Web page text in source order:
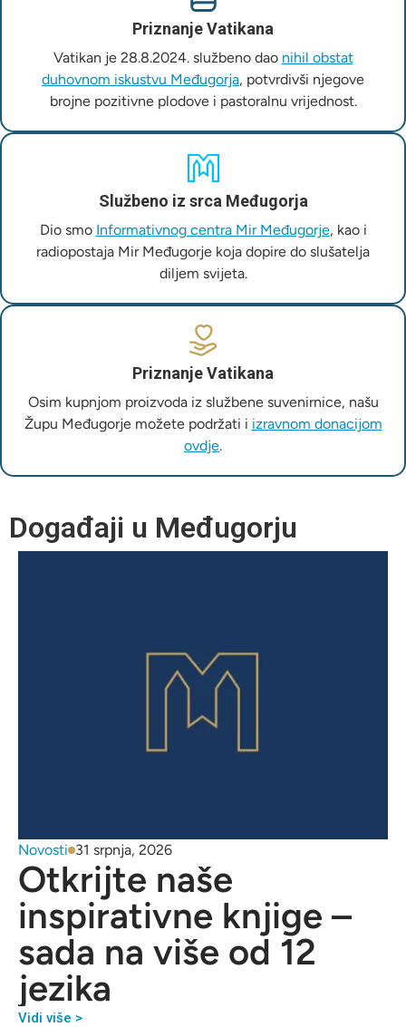
Priznanje Vatikana
Vatikan je 28.8.2024. službeno dao nihil obstat
duhovnom iskustvu Međugorja, potvrdivši njegove
brojne pozitivne plodove i pastoralnu vrijednost.
Službeno iz srca Međugorja
Dio smo Informativnog centra Mir Međugorje, kao i
radiopostaja Mir Međugorje koja dopire do slušatelja
diljem svijeta.
Priznanje Vatikana
Osim kupnjom proizvoda iz službene suvenirnice, našu
Župu Međugorje možete podržati i izravnom donacijom
ovdje.
Događaji u Međugorju
Novosti 31 srpnja, 2026
Otkrijte naše
inspirativne knjige –
sada na više od 12
jezika
Vidi više >